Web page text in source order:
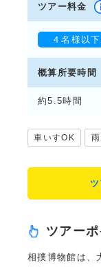
ツアーポ
相撲博物館は、
ツアー料金
４名様以
４名様の
３名様の１
２名様の１
１名様料金
概算所要時間
約5.5時間
車いすOK